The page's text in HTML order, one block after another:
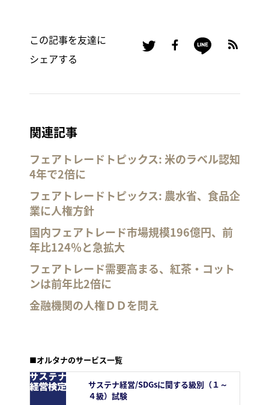
この記事を友達に
シェアする
関連記事
フェアトレードトピックス: 米のラベル認知
4年で2倍に
フェアトレードトピックス: 農水省、食品企
業に人権方針
国内フェアトレード市場規模196億円、前
年比124％と急拡大
フェアトレード需要高まる、紅茶・コット
ンは前年比2倍に
金融機関の人権ＤＤを問え
■オルタナのサービス一覧
サステナ経営/SDGsに関する級別（１～
４級）試験